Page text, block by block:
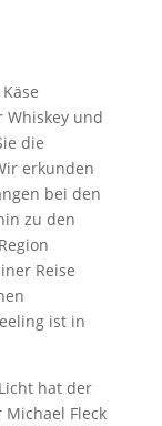
und
die
erkunden
bei den
zu den
Reise
ist in
hat der
Fleck